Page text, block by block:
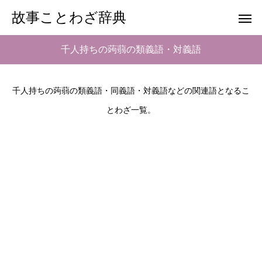
故事ことわざ辞典
千人持ちの蒟蒻の類義語・対義語
千人持ちの蒟蒻の類義語・同義語・対義語などの関連語となるこ
とわざ一覧。